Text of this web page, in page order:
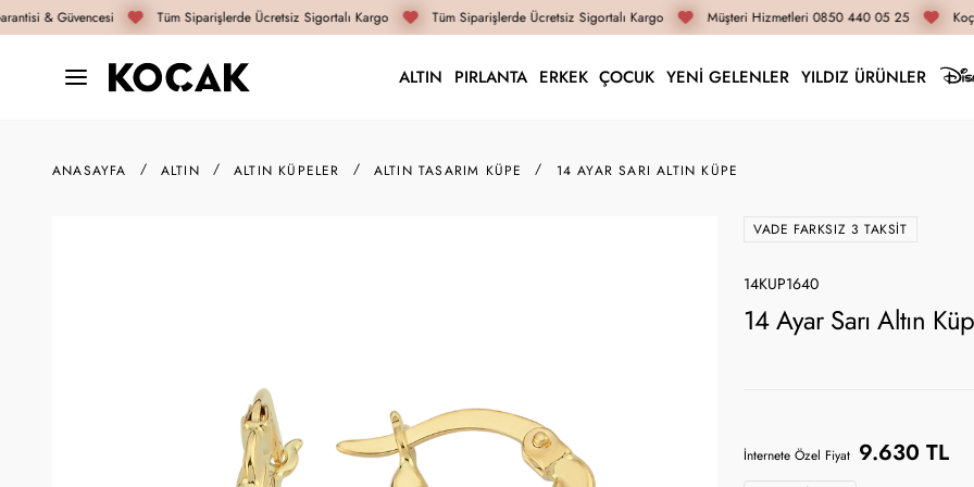
& Güvencesi Tüm Siparişlerde Ücretsiz Sigortalı Kargo Tüm Siparişlerde Ücretsiz Sigortalı Kargo Müşteri Hizmetleri 0850 440 05 25
ALTIN PIRLANTA ERKEK ÇOCUK YENİ GELENLER YILDIZ ÜRÜNLER
ANASAYFA ALTIN ALTIN KÜPELER ALTIN TASARIM KÜPE 14 AYAR SARI ALTIN KÜPE
VADE FARKSIZ 3 TAKSIT
14KUP1640
14 Ayar Sarı Altın
İnternete Özel Fiyat 9.630 TL